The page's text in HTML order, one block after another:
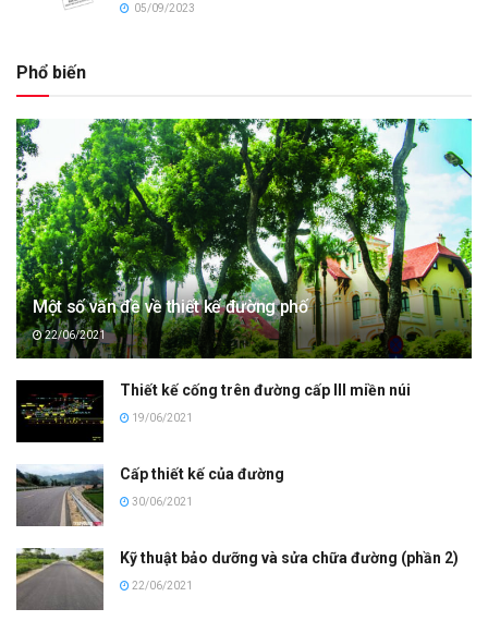
05/09/2023
Phổ biến
Một số vấn đề về thiết kế đường phố
22/06/2021
Thiết kế cống trên đường cấp III miền núi
19/06/2021
Cấp thiết kế của đường
30/06/2021
Kỹ thuật bảo dưỡng và sửa chữa đường (phần 2)
22/06/2021